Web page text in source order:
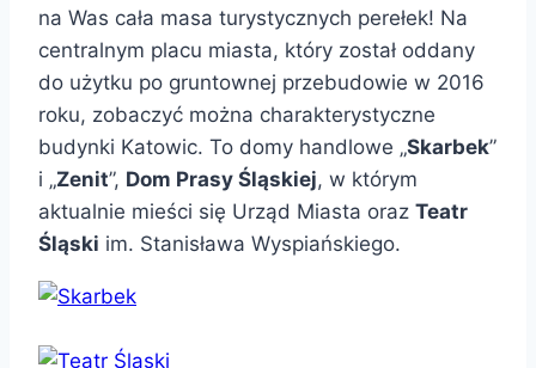
na Was cała masa turystycznych perełek! Na
centralnym placu miasta, który został oddany
do użytku po gruntownej przebudowie w 2016
roku, zobaczyć można charakterystyczne
budynki Katowic. To domy handlowe „Skarbek”
i „Zenit”, Dom Prasy Śląskiej, w którym
aktualnie mieści się Urząd Miasta oraz Teatr
Śląski im. Stanisława Wyspiańskiego.